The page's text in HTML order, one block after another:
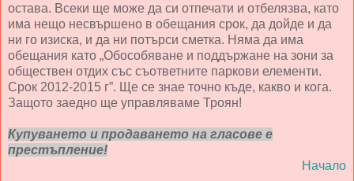
остава. Всеки ще може да си отпечати и отбелязва, като
има нещо несвършено в обещания срок, да дойде и да
ни го изиска, и да ни потърси сметка. Няма да има
обещания като „Обособяване и поддържане на зони за
обществен отдих със съответните паркови елементи.
Срок 2012-2015 г”. Ще се знае точно къде, какво и кога.
Защото заедно ще управляваме Троян!
Купуването и продаването на гласове е
престъпление!
Начало